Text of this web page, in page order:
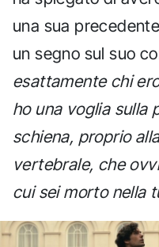
una sua
un segno sul suo
esattamente chi
ho una voglia sulla
schiena, proprio
vertebrale, che
cui sei morto nella